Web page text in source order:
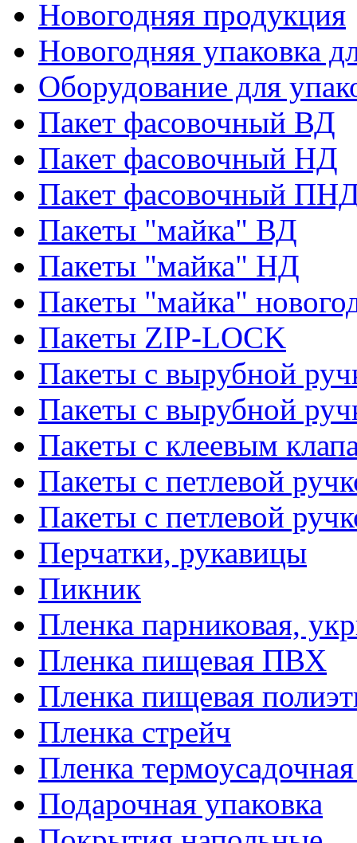
Новогодняя продукция
Новогодняя упаковка
Оборудование для
Пакет фасовочный ВД
Пакет фасовочный НД
Пакет фасовочный
Пакеты "майка" ВД
Пакеты "майка" НД
Пакеты "майка"
Пакеты ZIP-LOCK
Пакеты с вырубной
Пакеты с вырубной
Пакеты с клеевым
Пакеты с петлевой
Пакеты с петлевой
Перчатки, рукавицы
Пикник
Пленка парниковая,
Пленка пищевая ПВХ
Пленка пищевая
Пленка стрейч
Пленка
Подарочная упаковка